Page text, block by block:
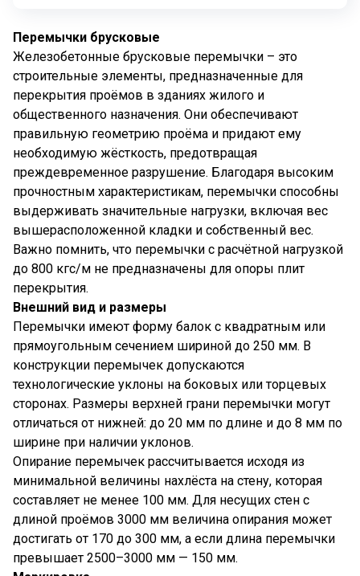
Перемычки брусковые
Железобетонные брусковые перемычки – это
строительные элементы, предназначенные для
перекрытия проёмов в зданиях жилого и
общественного назначения. Они обеспечивают
правильную геометрию проёма и придают ему
необходимую жёсткость, предотвращая
преждевременное разрушение. Благодаря высоким
прочностным характеристикам, перемычки способны
выдерживать значительные нагрузки, включая вес
вышерасположенной кладки и собственный вес.
Важно помнить, что перемычки с расчётной нагрузкой
до 800 кгс/м не предназначены для опоры плит
перекрытия.
Внешний вид и размеры
Перемычки имеют форму балок с квадратным или
прямоугольным сечением шириной до 250 мм. В
конструкции перемычек допускаются
технологические уклоны на боковых или торцевых
сторонах. Размеры верхней грани перемычки могут
отличаться от нижней: до 20 мм по длине и до 8 мм по
ширине при наличии уклонов.
Опирание перемычек рассчитывается исходя из
минимальной величины нахлёста на стену, которая
составляет не менее 100 мм. Для несущих стен с
длиной проёмов 3000 мм величина опирания может
достигать от 170 до 300 мм, а если длина перемычки
превышает 2500–3000 мм — 150 мм.